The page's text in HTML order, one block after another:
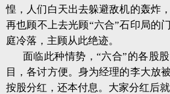
惶，人们白天出去躲避敌机的轰炸
再也顾不上去光顾“六合”石印局的
庭冷落，主顾从此绝迹。
面临此种情势，“六合”的各股
目，各讨方便。身为经理的李大放
按股分红，还本付息。大家分红后